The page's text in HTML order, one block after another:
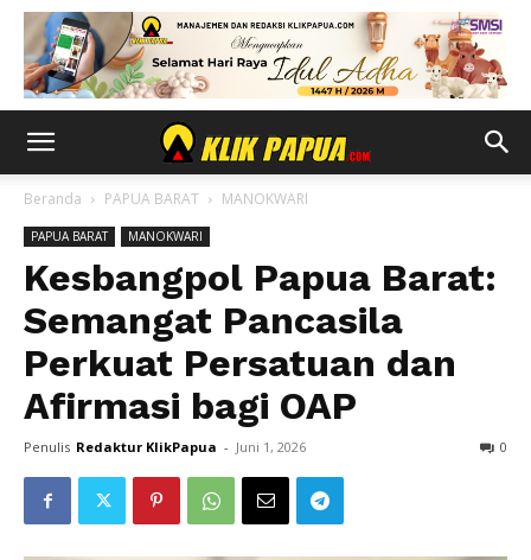
Beranda PAPUA BARAT MANOKWARI
PAPUA BARAT MANOKWARI
Kesbangpol Papua Barat:
Semangat Pancasila
Perkuat Persatuan dan
Afirmasi bagi OAP
Penulis Redaktur KlikPapua - Juni 1, 2026 0